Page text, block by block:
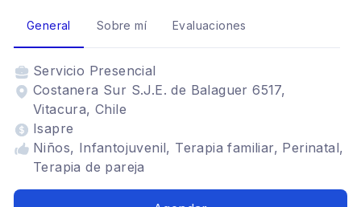
General Sobre mí Evaluaciones
Servicio Presencial
Costanera Sur S.J.E. de Balaguer 6517,
Vitacura, Chile
Isapre
Niños, Infantojuvenil, Terapia familiar, Perinatal,
Terapia de pareja